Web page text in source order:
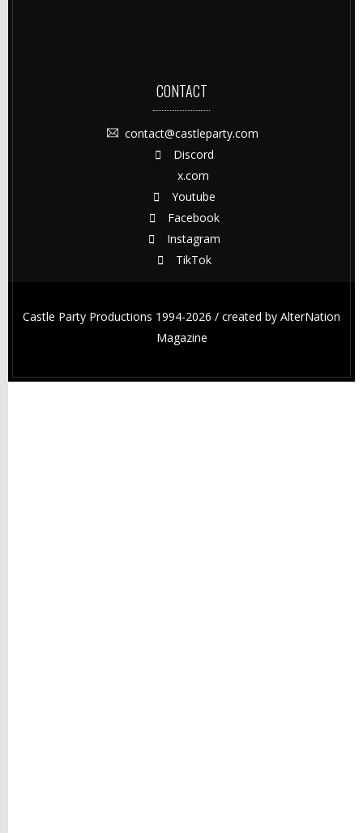
CONTACT
contact@castleparty.com
Discord
x.com
Youtube
Facebook
Instagram
TikTok
Castle Party Productions 1994-2026 / created by AlterNation
Magazine